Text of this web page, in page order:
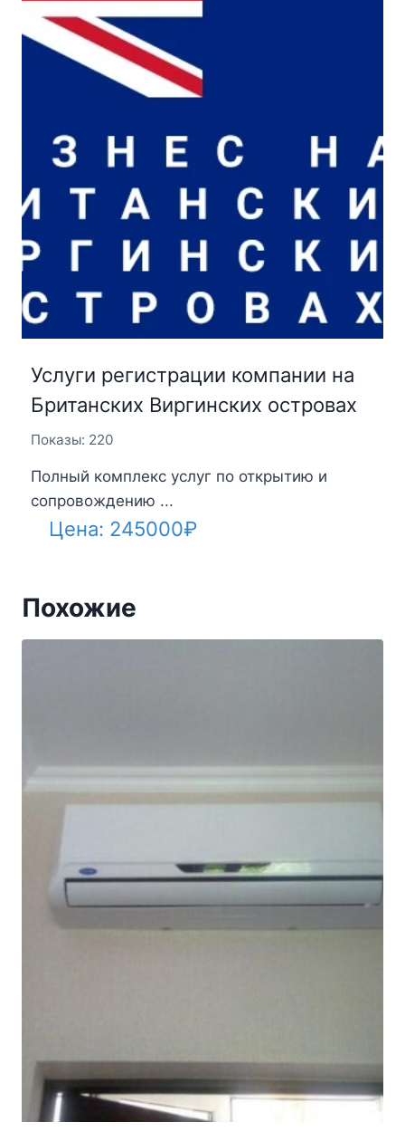
Услуги регистрации компании на
Британских Виргинских островах
Показы: 220
Полный комплекс услуг по открытию и
сопровождению ...
Цена: 245000₽
Похожие